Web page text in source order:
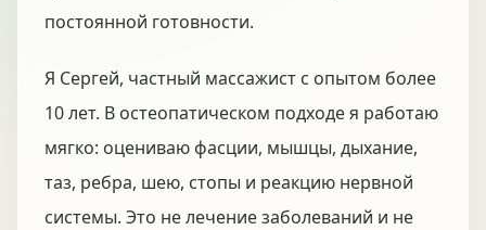
постоянной готовности.
Я Сергей, частный массажист с опытом более
10 лет. В остеопатическом подходе я работаю
мягко: оцениваю фасции, мышцы, дыхание,
таз, ребра, шею, стопы и реакцию нервной
системы. Это не лечение заболеваний и не